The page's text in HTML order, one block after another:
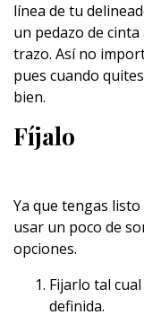
línea de tu
un pedazo de
trazo. Así no
pues cuando
bien.
Fíjalo
Ya que tengas
usar un poco de
opciones.
Fijarlo tal
definida.